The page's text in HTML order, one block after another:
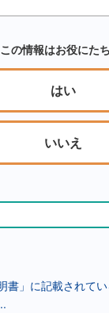
の情報はお役にた
はい
いいえ
書」に記載されて